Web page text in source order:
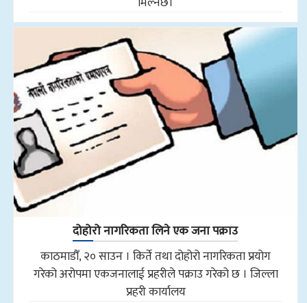
दोहोरो नागरिकता लिने एक जना पक्राउ
काठमाडौँ, २० साउन । किर्ते तथा दोहोरो नागरिकता प्रयोग
गरेको अरोपमा एकजनालाई प्रहरीले पक्राउ गरेको छ । जिल्ला
प्रहरी कार्यालय